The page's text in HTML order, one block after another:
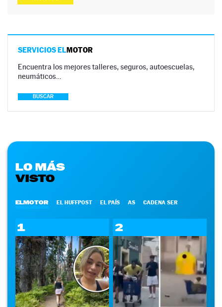
SERVICIOS ELMOTOR
Encuentra los mejores talleres, seguros, autoescuelas,
neumáticos…
BUSCAR
LO MÁS
VISTO
ELMOTOR EL HUFFPOST EL PAÍS AS CADENA SER
1 2